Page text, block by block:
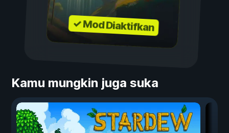
✓ Mod Diaktifkan
Kamu mungkin juga suka